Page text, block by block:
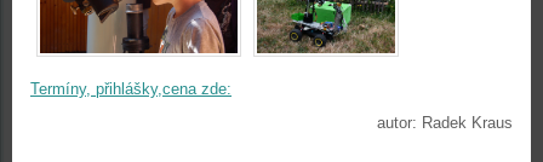
Termíny, přihlášky,cena zde:
autor: Radek Kraus